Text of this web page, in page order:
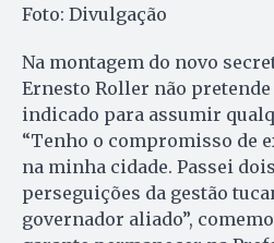
Foto: Divulgação
Na montagem do novo
Ernesto Roller não
indicado para assumir
“Tenho o compromisso de
na minha cidade. Passei
perseguições da gestão
governador aliado”,